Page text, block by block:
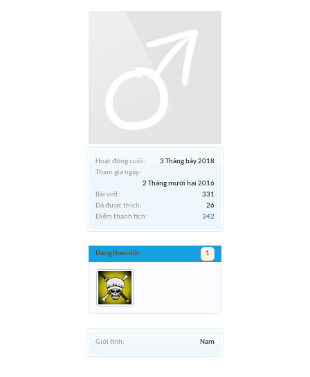
Hoạt động cuối:
3 Tháng bảy 2018
Tham gia ngày:
2 Tháng mười hai 2016
Bài viết:
331
Đã được thích:
26
Điểm thành tích:
342
Đang theo dõi 1
Giới tính: Nam